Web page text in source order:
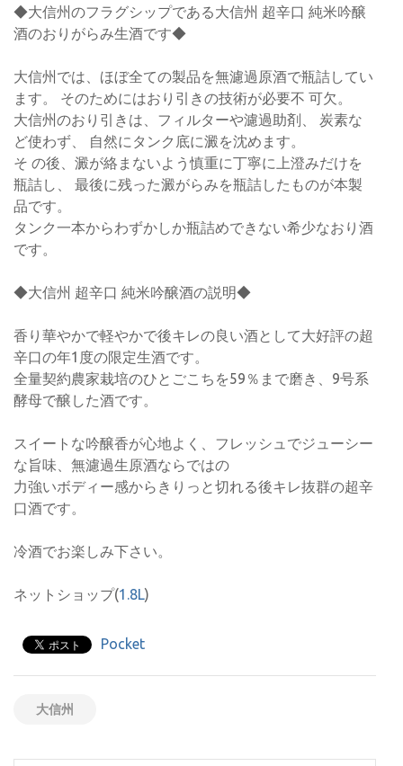
◆大信州のフラグシップである大信州 超辛口 純米吟醸
酒のおりがらみ生酒です◆
大信州では、ほぼ全ての製品を無濾過原酒で瓶詰してい
ます。 そのためにはおり引きの技術が必要不 可欠。
大信州のおり引きは、フィルターや濾過助剤、 炭素な
ど使わず、 自然にタンク底に澱を沈めます。
そ の後、澱が絡まないよう慎重に丁寧に上澄みだけを
瓶詰し、 最後に残った澱がらみを瓶詰したものが本製
品です。
タンク一本からわずかしか瓶詰めできない希少なおり酒
です。
◆大信州 超辛口 純米吟醸酒の説明◆
香り華やかで軽やかで後キレの良い酒として大好評の超
辛口の年1度の限定生酒です。
全量契約農家栽培のひとごこちを59％まで磨き、9号系
酵母で醸した酒です。
スイートな吟醸香が心地よく、フレッシュでジューシー
な旨味、無濾過生原酒ならではの
力強いボディー感からきりっと切れる後キレ抜群の超辛
口酒です。
冷酒でお楽しみ下さい。
ネットショップ(1.8L)
Pocket
大信州